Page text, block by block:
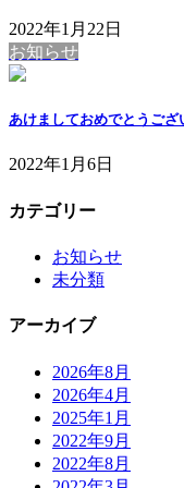
2022年1月22日
お知らせ
あけましておめでとうござ
2022年1月6日
カテゴリー
お知らせ
未分類
アーカイブ
2026年8月
2026年4月
2025年1月
2022年9月
2022年8月